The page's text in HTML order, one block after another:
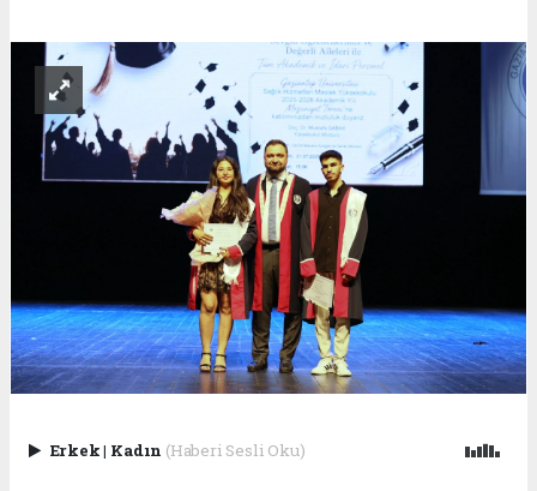
Erkek| Kadın (Haberi Sesli Oku)